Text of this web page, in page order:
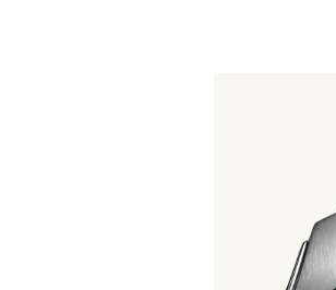
使用制表符键
按下 转到循环展